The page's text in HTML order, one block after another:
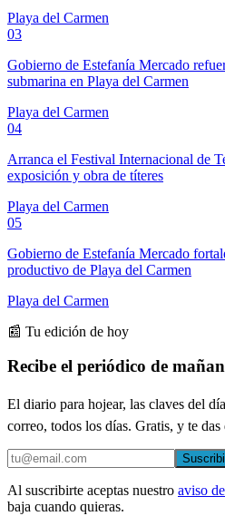
Playa del Carmen
03
Gobierno de Estefanía Mercado
submarina en Playa del Carmen
Playa del Carmen
04
Arranca el Festival Internacional de
exposición y obra de títeres
Playa del Carmen
05
Gobierno de Estefanía Mercado
productivo de Playa del Carmen
Playa del Carmen
📰 Tu edición de hoy
Recibe el periódico de
El diario para hojear, las claves del
correo, todos los días. Gratis, y te
Al suscribirte aceptas nuestro aviso
baja cuando quieras.